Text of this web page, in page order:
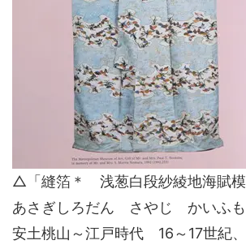
△「縫箔＊ 浅葱白段紗綾地海賦
あさぎしろだん さやじ かいふも
安土桃山～江戸時代 16～17世紀